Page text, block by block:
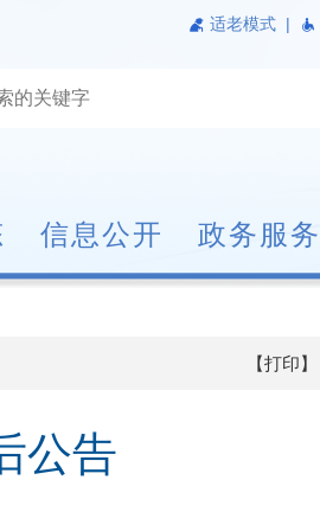
适老模式 |
信息公开 政务服务
【打印】
公告